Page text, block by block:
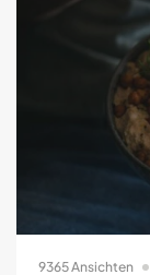
9365 Ansichten